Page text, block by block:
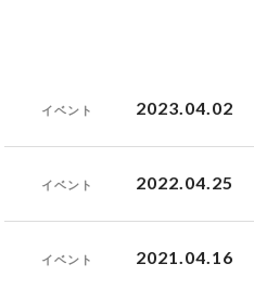
イベント 2023.04.02
イベント 2022.04.25
イベント 2021.04.16